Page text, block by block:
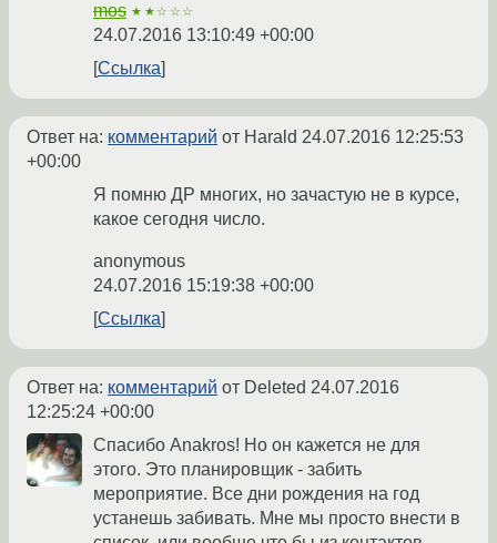
mos ★★☆☆☆
24.07.2016 13:10:49 +00:00
Ссылка
Ответ на: комментарий от Harald 24.07.2016 12:25:53
+00:00
Я помню ДР многих, но зачастую не в курсе,
какое сегодня число.
anonymous
24.07.2016 15:19:38 +00:00
Ссылка
Ответ на: комментарий от Deleted 24.07.2016
12:25:24 +00:00
Спасибо Anakros! Но он кажется не для
этого. Это планировщик - забить
мероприятие. Все дни рождения на год
устанешь забивать. Мне мы просто внести в